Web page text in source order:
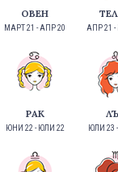
ОВЕН
МАРТ 21 - АПР 20 АПР 21 -
РАК
ЮНИ 22 - ЮЛИ 22 ЮЛИ 23